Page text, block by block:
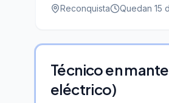
Reconquista Quedan 15
Técnico en
eléctrico)